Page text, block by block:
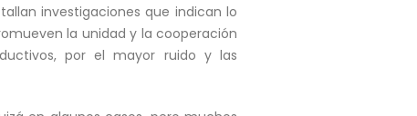
investigaciones que indican lo
la unidad y la cooperación
por el mayor ruido y las